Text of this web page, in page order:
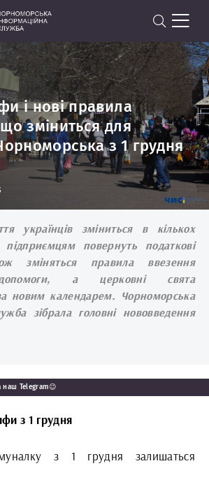
і нові правила
що зміниться для
з 1 грудня
українців зміниться в кількох
повернуть податкові
зміняться правила ввезення
допомоги, а церковні свята
новим календарем. Чорноморська
зібрала головні нововведення
наш Telegram😉
з 1 грудня
з 1 грудня залишаться